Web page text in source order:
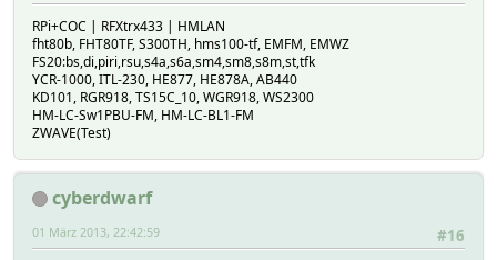
RPi+COC | RFXtrx433 | HMLAN
fht80b, FHT80TF, S300TH, hms100-tf, EMFM, EMWZ
FS20:bs,di,piri,rsu,s4a,s6a,sm4,sm8,s8m,st,tfk
YCR-1000, ITL-230, HE877, HE878A, AB440
KD101, RGR918, TS15C_10, WGR918, WS2300
HM-LC-Sw1PBU-FM, HM-LC-BL1-FM
ZWAVE(Test)
cyberdwarf
#16
01 März 2013, 22:42:59